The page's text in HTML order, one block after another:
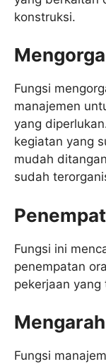
konstruksi.
Fungsi
manajemen
yang
kegiatan yang
mudah
sudah
Fungsi ini
penempatan
pekerjaan
Fungsi